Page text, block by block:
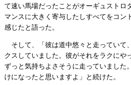
て速い馬場だったことがオーギュストロ
マンスに大きく寄与したしすべてをコン
感じたと語った。
そして、「彼は道中悠々と走っていて
クスしていました。彼がそれをラクにや
ずっと気持ちよさそうに走っていました
けになったと思いますよ」と続けた。